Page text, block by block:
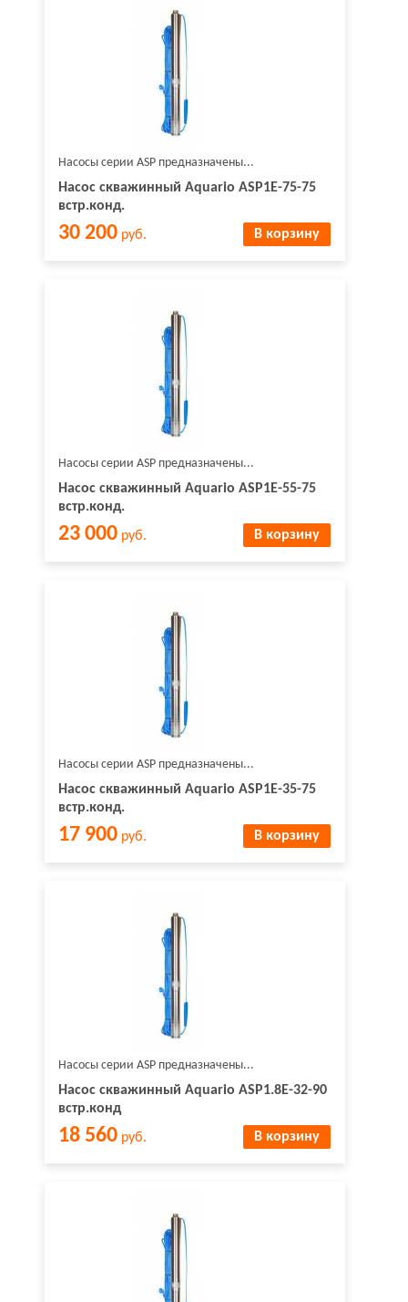
Насосы серии ASP предназначены...
Насос скважинный Aquario ASP1E-75-75
встр.конд.
30 200 руб. В корзину
Насосы серии ASP предназначены...
Насос скважинный Aquario ASP1E-55-75
встр.конд.
23 000 руб. В корзину
Насосы серии ASP предназначены...
Насос скважинный Aquario ASP1E-35-75
встр.конд.
17 900 руб. В корзину
Насосы серии ASP предназначены...
Насос скважинный Aquario ASP1.8E-32-90
встр.конд
18 560 руб. В корзину